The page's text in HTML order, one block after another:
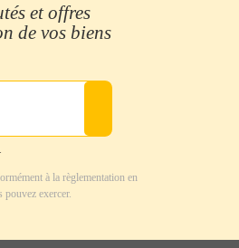
et offres
de vos biens
à la règlementation en
pouvez exercer.